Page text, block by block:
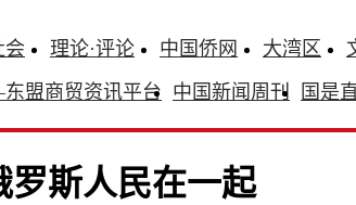
会 理论·评论 中国侨网 大湾区
盟商贸资讯平台 中国新闻周刊 国是
罗斯人民在一起